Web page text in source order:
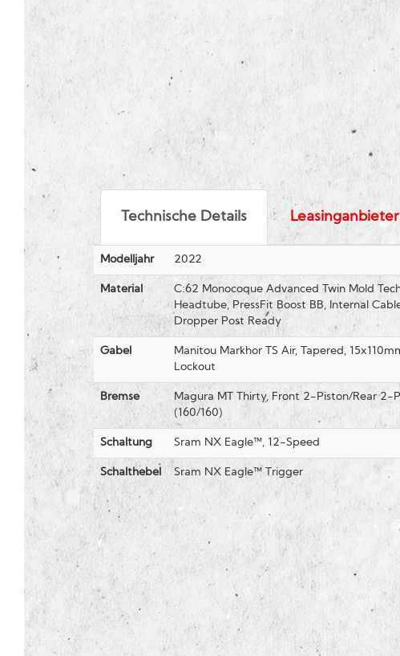
Technische Details Leasinganbieter
Modelljahr 2022
Material
C:62 Monocoque Advanced Twin Mold
Headtube, PressFit Boost BB, Internal
Dropper Post Ready
Gabel
Manitou Markhor TS Air, Tapered,
Lockout
Bremse
Magura MT Thirty, Front 2-Piston/Rear 2-
(160/160)
Schaltung Sram NX Eagle™, 12-Speed
Schalthebel Sram NX Eagle™ Trigger